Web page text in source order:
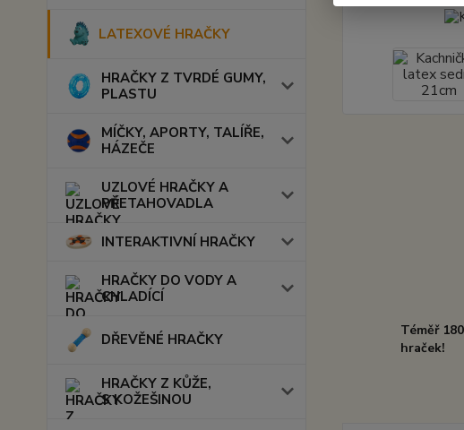
LATEXOVÉ HRAČKY
HRAČKY Z TVRDÉ GUMY,
PLASTU
MÍČKY, APORTY, TALÍŘE,
HÁZEČE
UZLOVÉ HRAČKY A
PŘETAHOVADLA
INTERAKTIVNÍ HRAČKY
HRAČKY DO VODY A
CHLADÍCÍ
DŘEVĚNÉ HRAČKY
HRAČKY Z KŮŽE,
S KOŽEŠINOU
Téměř
hraček!